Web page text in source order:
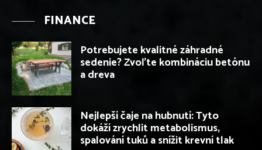
FINANCE
Potrebujete kvalitné záhradné
sedenie? Zvoľte kombináciu betónu
a dreva
Nejlepší čaje na hubnutí: Tyto
dokáží zrychlit metabolismus,
spalování tuků a snížit krevní tlak